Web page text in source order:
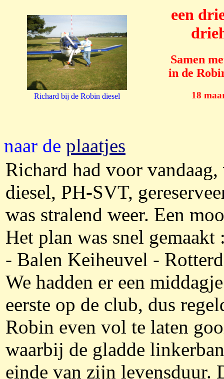
Richard bij de Robin diesel
een
Samen
in de
18
naar de plaatjes
Richard had voor
diesel, PH-SVT,
was stralend weer. Een
Het plan was snel
- Balen Keiheuvel -
We hadden er een
eerste op de club, dus
Robin even vol te laten
waarbij de gladde
einde van zijn levensduur.